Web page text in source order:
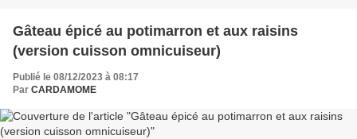
Gâteau épicé au potimarron et aux raisins
(version cuisson omnicuiseur)
Publié le 08/12/2023 à 08:17
Par CARDAMOME